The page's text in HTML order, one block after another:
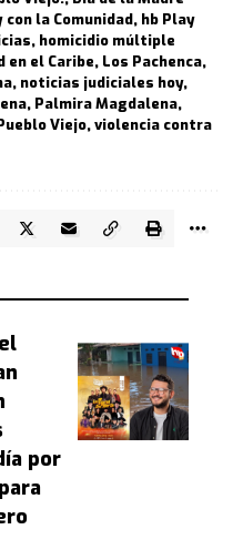
con la Comunidad, hb Play
, homicidio múltiple
en el Caribe, Los Pachenca,
, noticias judiciales hoy,
, Palmira Magdalena,
Viejo,violencia contra
por